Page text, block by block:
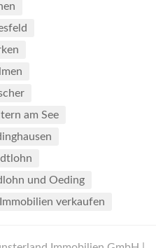
am See
und Oeding
Immobilien verkaufen